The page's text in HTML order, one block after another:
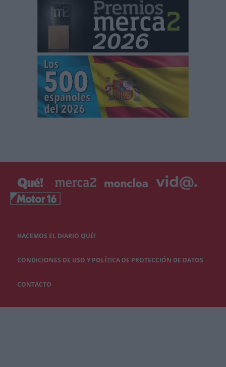
HACEMOS EL DIARIO QUÉ!
CONDICIONES DE USO Y POLÍTICA DE PROTECCIÓN DE DATOS
CONTACTO